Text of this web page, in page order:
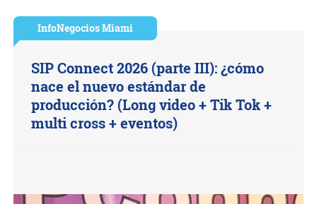
InfoNegocios Miami
SIP Connect 2026 (parte III): ¿cómo
nace el nuevo estándar de
producción? (Long video + Tik Tok +
multi cross + eventos)